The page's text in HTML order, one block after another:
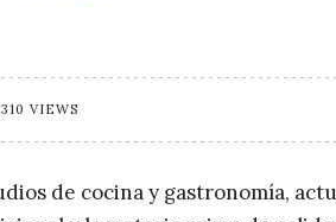
310 VIEWS
de cocina y gastronomía,